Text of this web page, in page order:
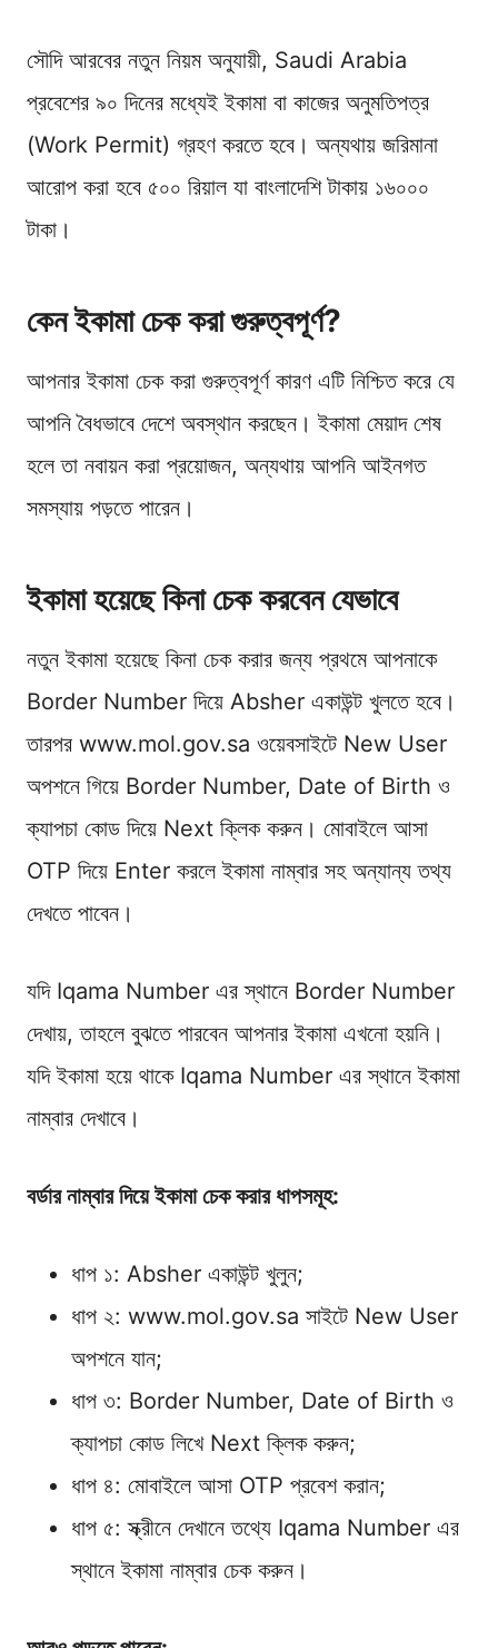
সৌদি আরবের নতুন নিয়ম অনুযায়ী, Saudi Arabia
প্রবেশের ৯০ দিনের মধ্যেই ইকামা বা কাজের অনুমতিপত্র
(Work Permit) গ্রহণ করতে হবে। অন্যথায় জরিমানা
আরোপ করা হবে ৫০০ রিয়াল যা বাংলাদেশি টাকায় ১৬০০০
টাকা।
কেন ইকামা চেক করা গুরুত্বপূর্ণ?
আপনার ইকামা চেক করা গুরুত্বপূর্ণ কারণ এটি নিশ্চিত করে যে
আপনি বৈধভাবে দেশে অবস্থান করছেন। ইকামা মেয়াদ শেষ
হলে তা নবায়ন করা প্রয়োজন, অন্যথায় আপনি আইনগত
সমস্যায় পড়তে পারেন।
ইকামা হয়েছে কিনা চেক করবেন যেভাবে
নতুন ইকামা হয়েছে কিনা চেক করার জন্য প্রথমে আপনাকে
Border Number দিয়ে Absher একাউন্ট খুলতে হবে।
তারপর www.mol.gov.sa ওয়েবসাইটে New User
অপশনে গিয়ে Border Number, Date of Birth ও
ক্যাপচা কোড দিয়ে Next ক্লিক করুন। মোবাইলে আসা
OTP দিয়ে Enter করলে ইকামা নাম্বার সহ অন্যান্য তথ্য
দেখতে পাবেন।
যদি Iqama Number এর স্থানে Border Number
দেখায়, তাহলে বুঝতে পারবেন আপনার ইকামা এখনো হয়নি।
যদি ইকামা হয়ে থাকে Iqama Number এর স্থানে ইকামা
নাম্বার দেখাবে।
বর্ডার নাম্বার দিয়ে ইকামা চেক করার ধাপসমূহ:
ধাপ ১: Absher একাউন্ট খুলুন;
ধাপ ২: www.mol.gov.sa সাইটে New User
অপশনে যান;
ধাপ ৩: Border Number, Date of Birth ও
ক্যাপচা কোড লিখে Next ক্লিক করুন;
ধাপ ৪: মোবাইলে আসা OTP প্রবেশ করান;
ধাপ ৫: স্ক্রীনে দেখানে তথ্যে Iqama Number এর
স্থানে ইকামা নাম্বার চেক করুন।